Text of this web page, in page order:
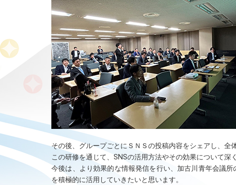
その後、グループごとにＳＮＳの投稿内容をシェアし、全
この研修を通じて、SNSの活用方法やその効果について深
今後は、より効果的な情報発信を行い、加古川青年会議
を積極的に活用していきたいと思います。